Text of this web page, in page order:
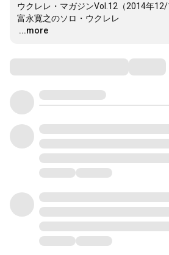
ウクレレ・マガジンVol.12（2014年12/
…
...more